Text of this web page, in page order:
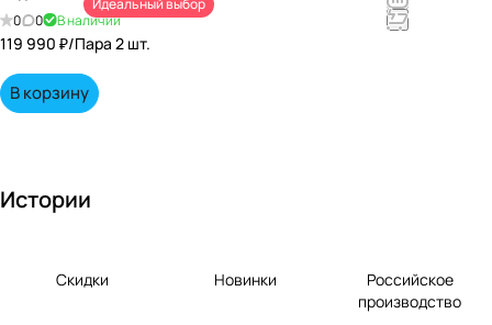
непревзойд
0 0 В наличии
Идеальный выбор
119 990 ₽/Пара 2 шт.
В корзину
Истории
Скидки Новинки
Российское
производство